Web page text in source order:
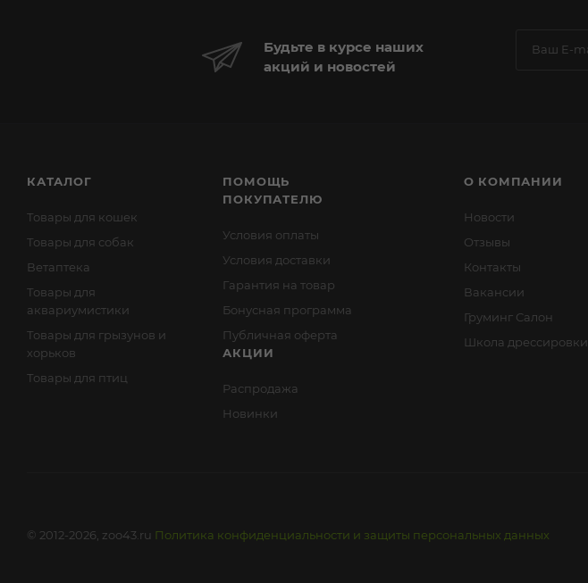
Будьте в курсе наших
акций и новостей
КАТАЛОГ
Товары для кошек
Товары для собак
Ветаптека
Товары для
аквариумистики
Товары для грызунов и
хорьков
Товары для птиц
ПОМОЩЬ
ПОКУПАТЕЛЮ
Условия оплаты
Условия доставки
Гарантия на товар
Бонусная программа
Публичная оферта
АКЦИИ
Распродажа
Новинки
О КОМПАНИИ
Новости
Отзывы
Контакты
Вакансии
Груминг Салон
Школа дрессировки
© 2012-2026, zoo43.ru Политика конфиденциальности и защиты персональных данных